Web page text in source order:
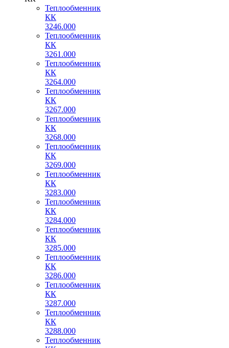
Теплообменник
КК
3246.000
Теплообменник
КК
3261.000
Теплообменник
КК
3264.000
Теплообменник
КК
3267.000
Теплообменник
КК
3268.000
Теплообменник
КК
3269.000
Теплообменник
КК
3283.000
Теплообменник
КК
3284.000
Теплообменник
КК
3285.000
Теплообменник
КК
3286.000
Теплообменник
КК
3287.000
Теплообменник
КК
3288.000
Теплообменник